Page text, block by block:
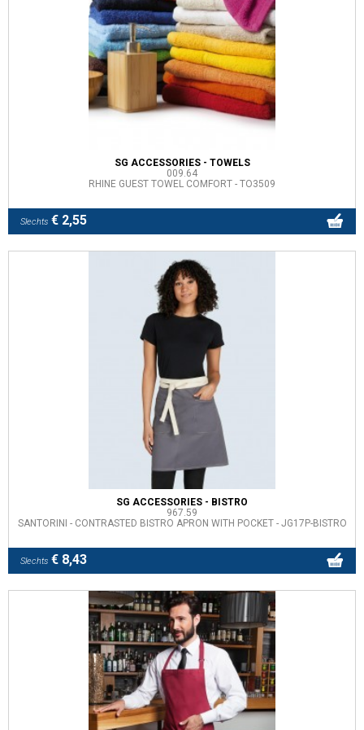
SG ACCESSORIES - TOWELS
009.64
RHINE GUEST TOWEL COMFORT - TO3509
Slechts € 2,55
SG ACCESSORIES - BISTRO
967.59
SANTORINI - CONTRASTED BISTRO APRON WITH POCKET - JG17P-BISTRO
Slechts € 8,43